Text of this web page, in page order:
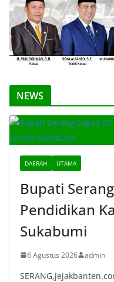
NEWS
DAERAH UTAMA
Bupati
Pendidikan
Sukabumi
6 Agustus 2026 admin